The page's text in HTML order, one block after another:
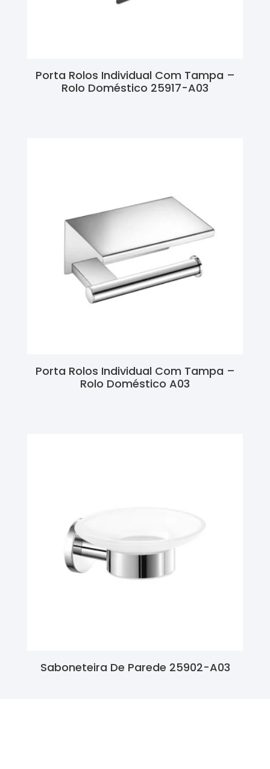
Porta Rolos Individual Com Tampa –
Rolo Doméstico 25917-A03
Porta Rolos Individual Com Tampa –
Rolo Doméstico A03
Saboneteira De Parede 25902-A03